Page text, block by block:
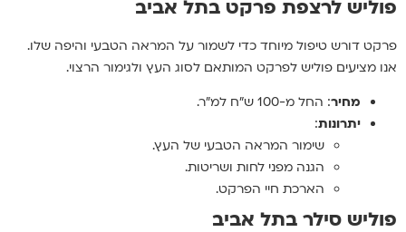
פוליש לרצפת פרקט בתל אביב
פרקט דורש טיפול מיוחד כדי לשמור על המראה הטבעי והיפה שלו.
אנו מציעים פוליש לפרקט המותאם לסוג העץ ולגימור הרצוי.
מחיר: החל מ-100 ש"ח למ"ר.
יתרונות:
שימור המראה הטבעי של העץ.
הגנה מפני לחות ושריטות.
הארכת חיי הפרקט.
פוליש סילר בתל אביב